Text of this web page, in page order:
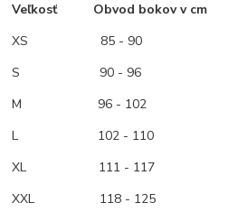
Veľkosť Obvod bokov v cm
XS
85 - 90
S 90 - 96
M
96 - 102
L 102 - 110
XL 111 - 117
XXL 118 - 125